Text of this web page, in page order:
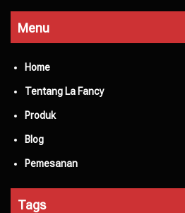
Menu
Home
Tentang La Fancy
Produk
Blog
Pemesanan
Tags